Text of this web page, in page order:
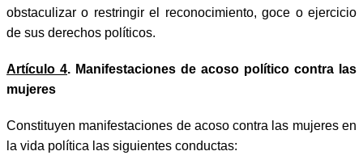
obstaculizar o restringir el reconocimiento, goce o ejercicio
de sus derechos políticos.
Artículo 4. Manifestaciones de acoso político contra las
mujeres
Constituyen manifestaciones de acoso contra las mujeres en
la vida política las siguientes conductas: